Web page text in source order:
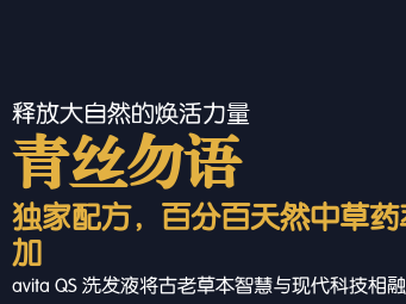
释放大自然的焕活力量
青丝勿语
独家配方，百分百天然中草
加
avita QS 洗发液将古老草本智慧与现代科技相